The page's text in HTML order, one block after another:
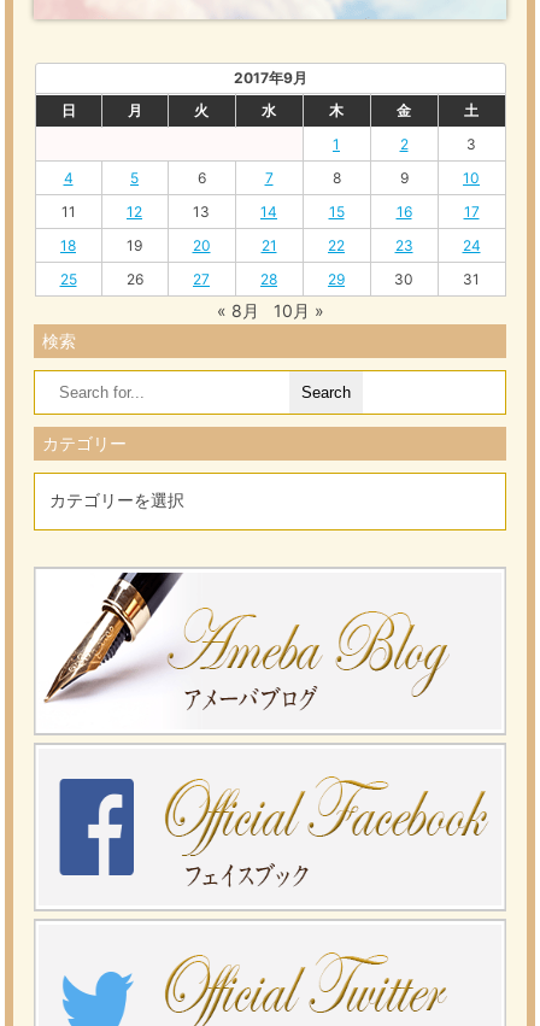
2017年9月
日
月 火 水 木 金
土
1
2
3
4
5 6 7 8 9
10
11
12 13 14 15 16
17
18
19 20 21 22 23
24
25
26 27 28 29 30 31
« 8月
10月 »
検索
Search
for:
カテゴリー